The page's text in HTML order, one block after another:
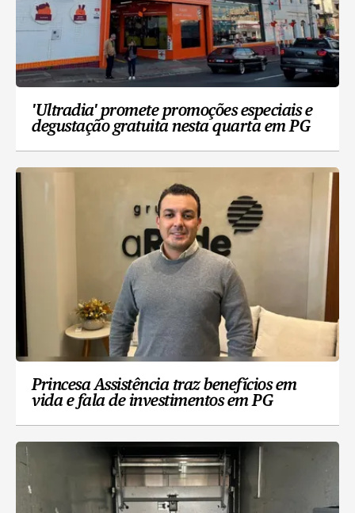
'Ultradia' promete promoções especiais e
degustação gratuita nesta quarta em PG
Princesa Assistência traz benefícios em
vida e fala de investimentos em PG